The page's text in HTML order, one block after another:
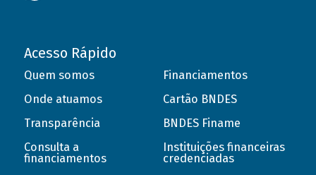
Acesso Rápido
Quem somos
Onde atuamos
Transparência
Consulta a
financiamentos
Financiamentos
Cartão BNDES
BNDES Finame
Instituições financeiras
credenciadas